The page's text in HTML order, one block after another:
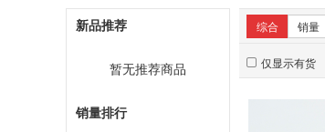
新品推荐
暂无推荐商品
销量排行
综合 销量
仅显示有货